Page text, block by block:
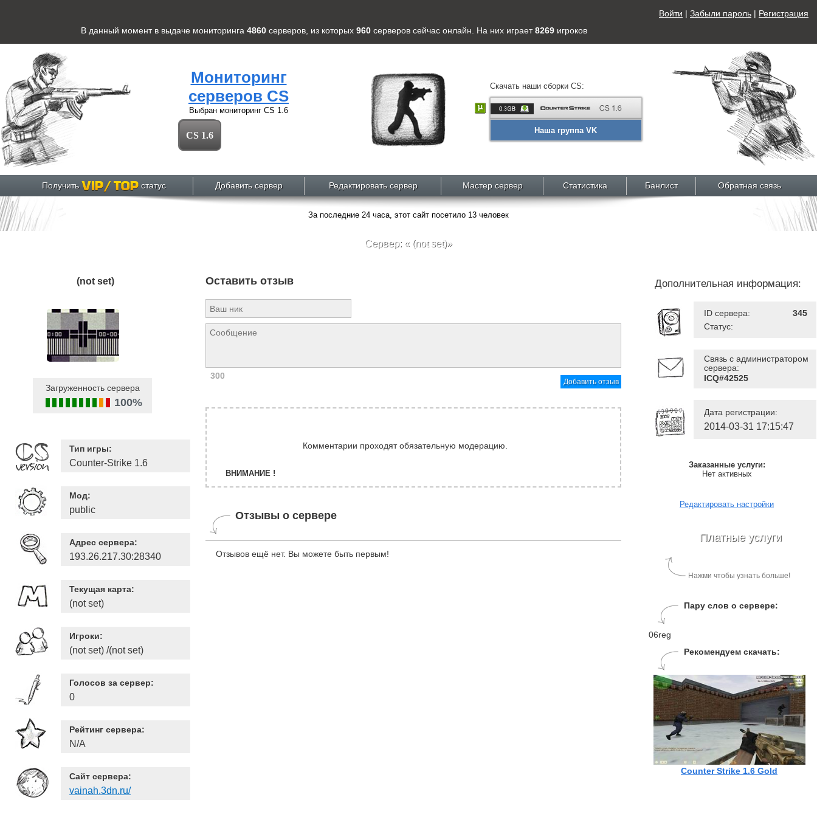
Войти | Забыли пароль | Регистрация
В данный момент в выдаче мониторинга 4860 серверов, из которых 960 серверовсейчас онлайн. На них играет8269 игроков
Мониторинг
серверов CS
Выбран мониторинг CS 1.6
CS 1.6
Скачать наши сборки CS:
Наша группа VK
Получить статус Добавить сервер Редактировать сервер Мастер сервер Статистика Банлист Обратная связь
За последние 24 часа, этот сайт посетило 13 человек
Сервер: « (not set)»
(not set)
Загруженность сервера
100%
Тип игры:
Counter-Strike 1.6
Мод:
public
Адрес сервера:
193.26.217.30:28340
Текущая карта:
(not set)
Игроки:
(not set) /(not set)
Голосов за сервер:
0
Рейтинг сервера:
N/A
Сайт сервера:
vainah.3dn.ru/
Оставить отзыв
300
Добавить отзыв
ВНИМАНИЕ !
Комментарии проходят обязательную модерацию.
Отзывы о сервере
Отзывов ещё нет. Вы можете быть первым!
Дополнительная информация:
ID сервера:
345
Статус:
Связь с администратором
сервера:
ICQ#42525
Дата регистрации:
2014-03-31 17:15:47
Заказанные услуги:
Нет активных
Редактировать настройки
Платные услуги
Нажми чтобы узнать больше!
Пару слов о сервере:
06reg
Рекомендуем скачать:
Counter Strike 1.6 Gold